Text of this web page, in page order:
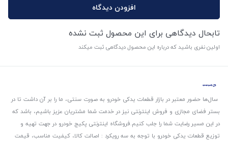
افزودن دیدگاه
تابحال دیدگاهی برای این محصول ثبت نشده
اولین نفری باشید که درباره این محصول دیدگاهی ثبت میکند
سال‌ها حضور معتبر در بازار قطعات یدکی خودرو به صورت سنتی، ما را بر آن داشت تا در
بستر فضای مجازی و فروش اینترنتی نیز در خدمت شما مشتریان عزیز باشیم، باشد که
در این مسیر رضایت شما را جلب کنیم.فروشگاه اینترنتی پکیج خودرو در جهت تهیه و
توزیع قطعات یدکی خودرو با توجه به سه رویکرد : اصالت کالا، کیفیت مناسب، قیمت